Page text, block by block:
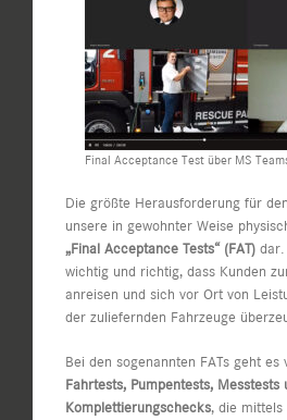
Final Acceptance Test über MS
Die größte Herausforderung für
unsere in gewohnter Weise
„Final Acceptance Tests“ (FAT)
wichtig und richtig, dass Kunden
anreisen und sich vor Ort von
der zuliefernden Fahrzeuge
Bei den sogenannten FATs geht es
Fahrtests, Pumpentests, Messtests
Komplettierungschecks, die